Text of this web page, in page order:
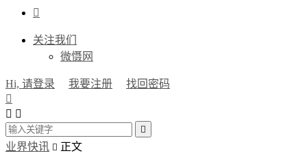

关注我们
微慑网
Hi, 请登录 我要注册
找回密码

 

业界快讯  正文